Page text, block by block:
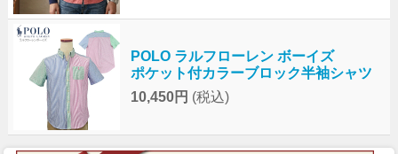
POLO ラルフローレン ボーイズ
ポケット付カラーブロック半袖シャツ
10,450円 (税込)